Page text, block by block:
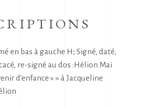
en bas à gauche H; Signé, daté,
re-signé au dos :Hélion Mai
d’enfance » » à Jacqueline